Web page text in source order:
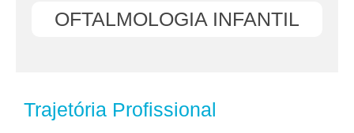
OFTALMOLOGIA INFANTIL
Trajetória Profissional